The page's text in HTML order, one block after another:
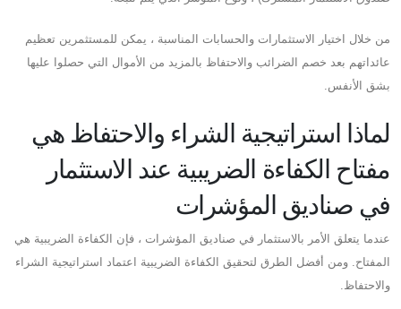
من خلال اختيار الاستثمارات والحسابات المناسبة ، يمكن للمستثمرين تعظيم
عائداتهم بعد خصم الضرائب والاحتفاظ بالمزيد من الأموال التي حصلوا عليها
بشق الأنفس.
لماذا استراتيجية الشراء والاحتفاظ هي
مفتاح الكفاءة الضريبية عند الاستثمار
في صناديق المؤشرات
عندما يتعلق الأمر بالاستثمار في صناديق المؤشرات ، فإن الكفاءة الضريبية هي
المفتاح. ومن أفضل الطرق لتحقيق الكفاءة الضريبية اعتماد استراتيجية الشراء
والاحتفاظ.